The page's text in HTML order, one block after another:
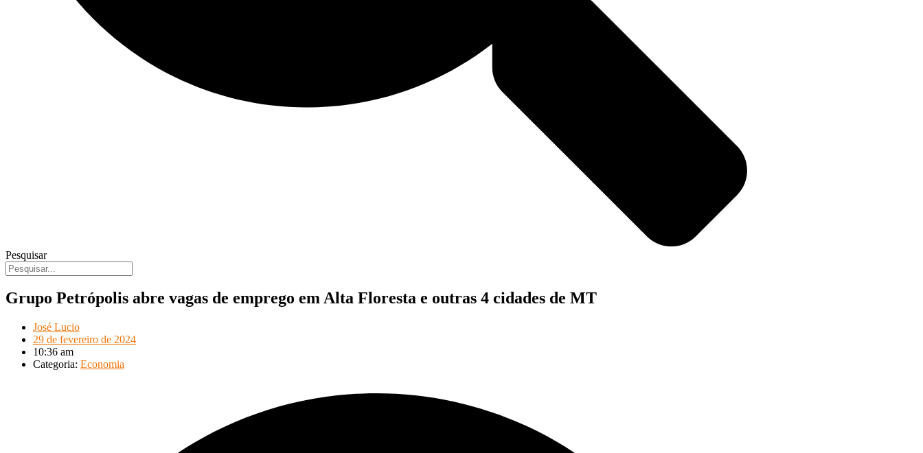
Pesquisar
Grupo Petrópolis abre vagas de emprego em Alta Floresta e outras 4 cidades de MT
José Lucio
29 de fevereiro de 2024
10:36 am
Categoria: Economia